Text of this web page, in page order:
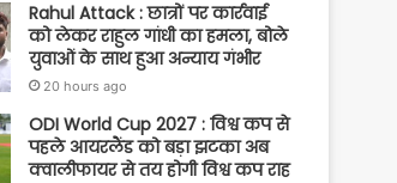
Rahul Attack : छात्रों पर कार्रवाई
को लेकर राहुल गांधी का हमला, बोले
युवाओं के साथ हुआ अन्याय गंभीर
20 hours ago
ODI World Cup 2027 : विश्व कप से
पहले आयरलैंड को बड़ा झटका अब
क्वालीफायर से तय होगी विश्व कप राह